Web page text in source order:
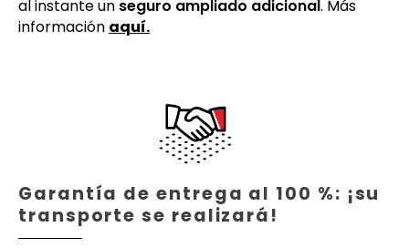
al instante un seguro ampliado adicional. Más
información aquí.
Garantía de entrega al 100 %: ¡su
transporte se realizará!